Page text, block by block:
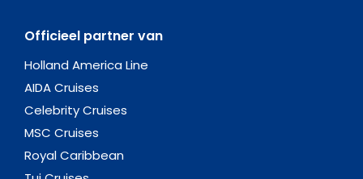
Officieel partner van
Holland America Line
AIDA Cruises
Celebrity Cruises
MSC Cruises
Royal Caribbean